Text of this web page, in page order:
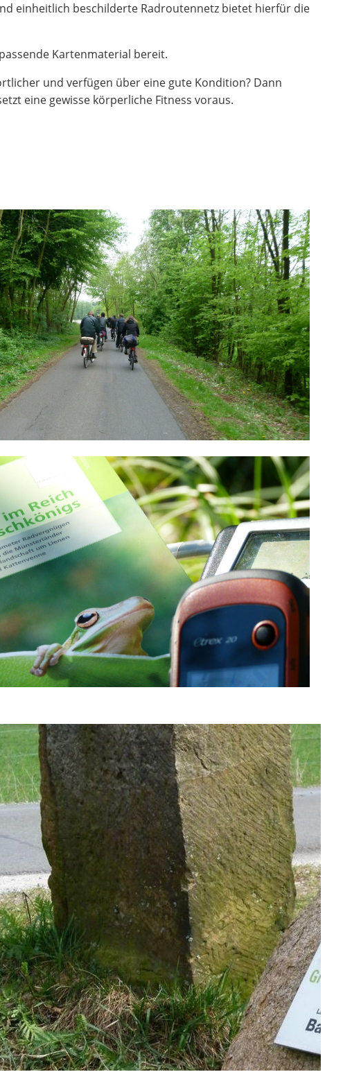
einheitlich beschilderte Radroutennetz bietet hierfür die
Kartenmaterial bereit.
und verfügen über eine gute Kondition? Dann
eine gewisse körperliche Fitness voraus.